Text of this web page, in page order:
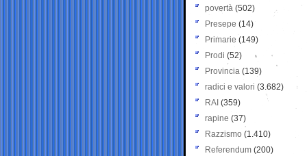
povertà (502)
Presepe (14)
Primarie (149)
Prodi (52)
Provincia (139)
radici e valori (3.682)
RAI (359)
rapine (37)
Razzismo (1.410)
Referendum (200)